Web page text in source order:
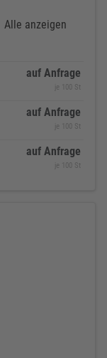
Alle anzeigen
auf Anfrage
je 100 St
auf Anfrage
je 100 St
auf Anfrage
je 100 St